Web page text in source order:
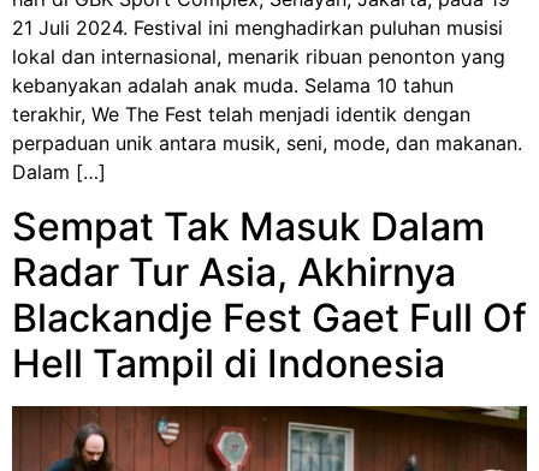
21 Juli 2024. Festival ini menghadirkan puluhan musisi
lokal dan internasional, menarik ribuan penonton yang
kebanyakan adalah anak muda. Selama 10 tahun
terakhir, We The Fest telah menjadi identik dengan
perpaduan unik antara musik, seni, mode, dan makanan.
Dalam […]
Sempat Tak Masuk Dalam
Radar Tur Asia, Akhirnya
Blackandje Fest Gaet Full Of
Hell Tampil di Indonesia